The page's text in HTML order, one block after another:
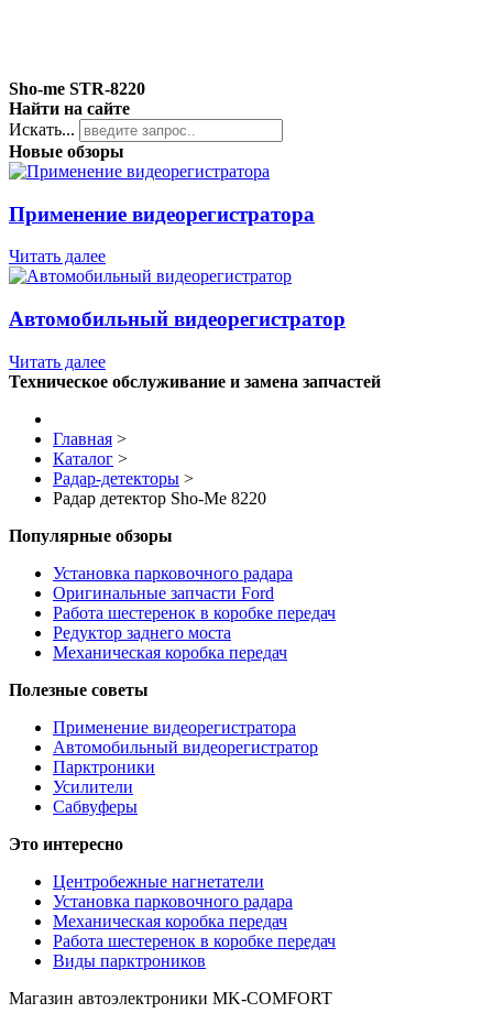
Sho-me STR-8220
Найти на сайте
Искать...
Новые обзоры
Применение видеорегистратора
Читать далее
Автомобильный видеорегистратор
Читать далее
Техническое обслуживание и замена запчастей
Главная >
Каталог >
Радар-детекторы >
Радар детектор Sho-Me 8220
Популярные обзоры
Установка парковочного радара
Оригинальные запчасти Ford
Работа шестеренок в коробке передач
Редуктор заднего моста
Механическая коробка передач
Полезные советы
Применение видеорегистратора
Автомобильный видеорегистратор
Парктроники
Усилители
Cабвуферы
Это интересно
Центробежные нагнетатели
Установка парковочного радара
Механическая коробка передач
Работа шестеренок в коробке передач
Виды парктроников
Магазин автоэлектроники MK-COMFORT